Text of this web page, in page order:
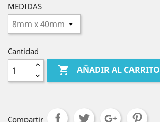
MEDIDAS
Cantidad
 AÑADIR AL CARRITO
Compartir